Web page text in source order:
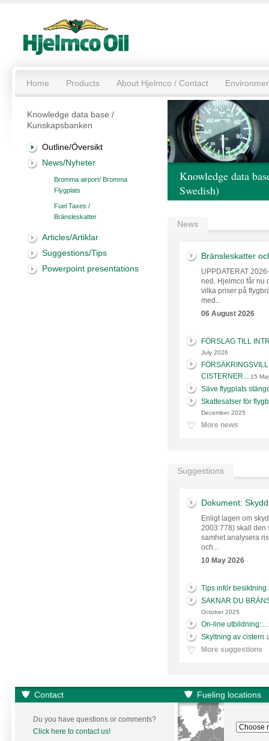
Home Products About Hjelmco / Contact
Knowledge data base /
Kunskapsbanken
Outline/Översikt
News/Nyheter
Bromma airport/ Bromma
Flygplats
Fuel Taxes /
Bränsleskatter
Articles/Artiklar
Suggestions/Tips
Powerpoint presentations
Knowledge data
Swedish)
News
Bränsleskatter
UPPDATERAT
ned. Hjelmco får nu
vilka priser på
med...
06 August 2026
FÖRSLAG TILL
July 2026
CISTERNER... 15
Säve flygplats
Skattesatser för
December 2025
More news
Suggestions
Dokument:
Enligt lagen om
2003:778) skall den
samhet analysera
och...
10 May 2026
Tips inför besiktning
SAKNAR DU
October 2025
On-line utbildning:...
Skyltning av cistern
More suggestions
Contact Fueling locations
Du you have questions or comments?
Click here to contact us!